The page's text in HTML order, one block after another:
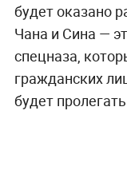
будет оказано
Чана и Сина —
спецназа,
гражданских
будет